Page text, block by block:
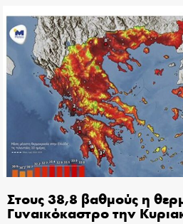
Στους 38,8 βαθμούς η
Γυναικόκαστρο την